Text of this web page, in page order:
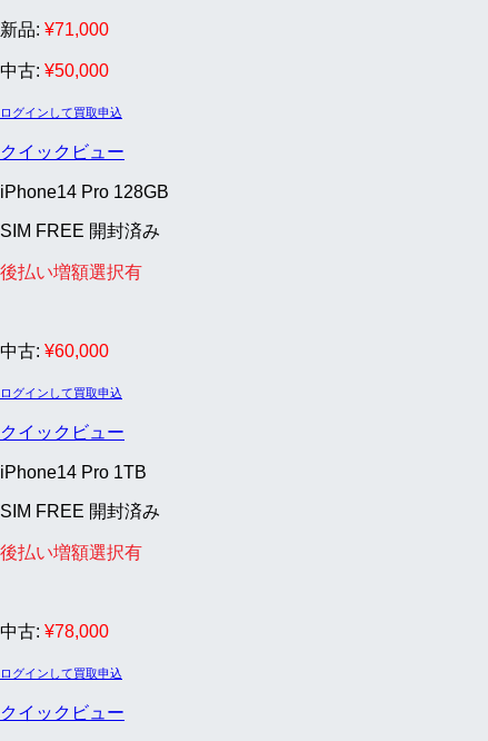
新品: ¥71,000
中古: ¥50,000
ログインして買取申込
クイックビュー
iPhone14 Pro 128GB
SIM FREE 開封済み
後払い増額選択有
中古: ¥60,000
ログインして買取申込
クイックビュー
iPhone14 Pro 1TB
SIM FREE 開封済み
後払い増額選択有
中古: ¥78,000
ログインして買取申込
クイックビュー